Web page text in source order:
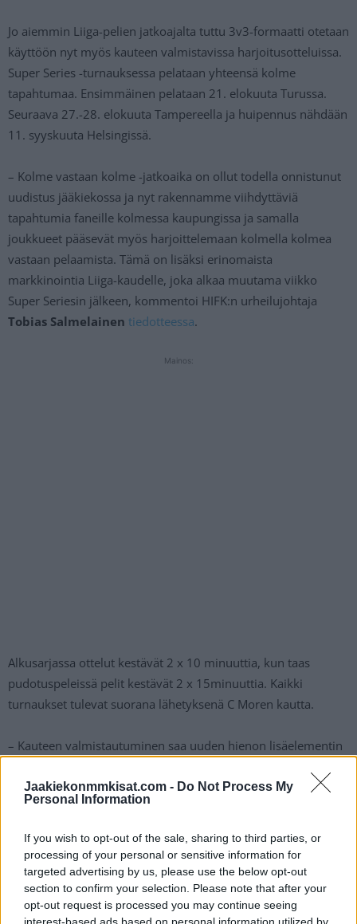
Jaakiekonmmkisat.com - Do Not Process My
Personal Information
If you wish to opt-out of the sale, sharing to third parties, or
processing of your personal or sensitive information for
targeted advertising by us, please use the below opt-out
section to confirm your selection. Please note that after your
opt-out request is processed you may continue seeing
interest-based ads based on personal information utilized by
Jo aiemmin Liiga-pelien jatkoajalta tuttu 3v3-formaatti otetaan
käyttöön nyt myös kauteen valmistavissa harjoitusotteluissa.
Super Series -turnauksessa pelataan yhteensä kolme
tapahtumaa. Ensimmäinen pelataan 21. elokuuta Turussa.
Seuraava 27.-28. elokuuta Tampereella ja huipennus nähdään
11. syyskuuta Helsingissä.
– Kolme vastaan kolme -jatkoaika on ollut todella onnistunut
uudistus jääkiekossa ja nyt rakennamme viihdyttäviä
tapahtumia faneille kolmessa kaupungissa ja samalla
joukkueet pääsevät myös harjoittelemaan kolmella kolmea
vastaan pelaamista. Tämä on lisäksi erinomaista
markkinointia Liiga-kaudelle, joka alkaa muutama viikko
Super Seriesin jälkeen, kommentoi HIFK:n urheilujohtaja
Tobias Salmelainen tiedotteessa.
Mainos:
Alkusarjassa ottelut kestävät 2 x 10 minuuttia, kun taas
pudotuspeleissä pelit kestävät 2 x 15minuuttia. Kaikki
turnaukset tulevat suorana lähetyksenä C Moren kautta.
– Kauteen valmistautuminen saa uuden hienon lisäelementin
hieno kokemus mitata paremmuutta, yleisölle viihdyttävää
seurattavaa ja valmennukselle hyvä paikka nähdä pelaajia
varmasti tässä pelimuodossa. Lähdemme 3v3 Super Seriesiin
menestymään ja tekemään historiaa, kertoo Tapparan
päävalmentajaJussi Tapolatiedotteessa.